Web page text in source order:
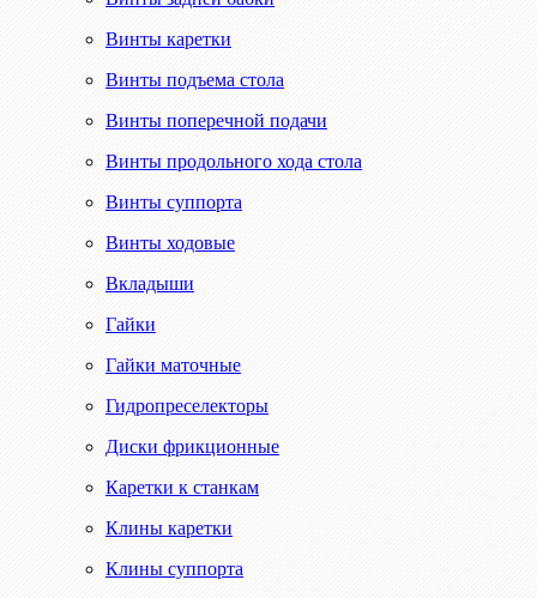
Винты каретки
Винты подъема стола
Винты поперечной подачи
Винты продольного хода стола
Винты суппорта
Винты ходовые
Вкладыши
Гайки
Гайки маточные
Гидропреселекторы
Диски фрикционные
Каретки к станкам
Клины каретки
Клины суппорта